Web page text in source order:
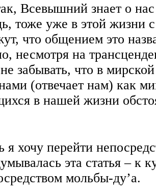
Всевышний знает о
тоже уже в этой жизни
что общением это
несмотря на
забывать, что в
(отвечает нам) как
в нашей жизни
я хочу перейти
эта статья – к
мольбы-ду’а.